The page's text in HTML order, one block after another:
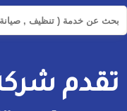
ابحث
سهر
تقدم